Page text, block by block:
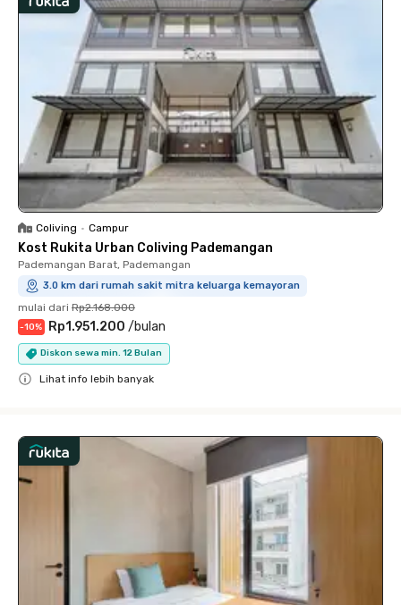
Coliving • Campur
Kost Rukita Urban Coliving Pademangan
Pademangan Barat, Pademangan
3.0 km dari rumah sakit mitra keluarga kemayoran
mulai dari Rp2.168.000
-10% Rp1.951.200 /bulan
Diskon sewa min. 12 Bulan
Lihat info lebih banyak